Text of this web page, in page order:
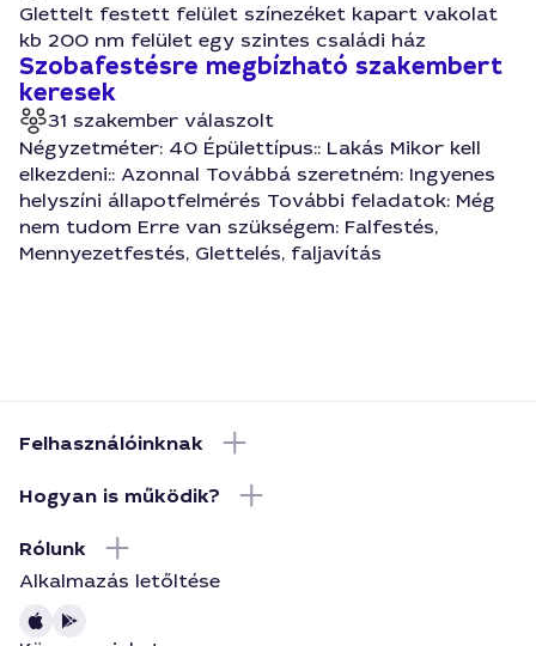
Glettelt festett felület színezéket kapart vakolat
kb 200 nm felület egy szintes családi ház
Szobafestésre megbízható szakembert
keresek
31 szakember válaszolt
Négyzetméter: 40 Épülettípus:: Lakás Mikor kell
elkezdeni:: Azonnal Továbbá szeretném: Ingyenes
helyszíni állapotfelmérés További feladatok: Még
nem tudom Erre van szükségem: Falfestés,
Mennyezetfestés, Glettelés, faljavítás
Felhasználóinknak
Hogyan is működik?
Rólunk
Alkalmazás letőltése